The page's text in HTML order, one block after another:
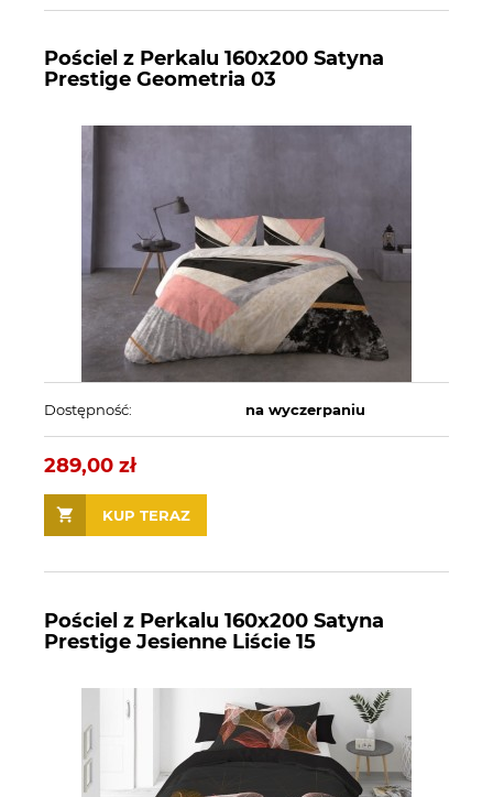
Pościel z Perkalu 160x200 Satyna
Prestige Geometria 03
Dostępność: na wyczerpaniu
289,00 zł
KUP TERAZ
Pościel z Perkalu 160x200 Satyna
Prestige Jesienne Liście 15